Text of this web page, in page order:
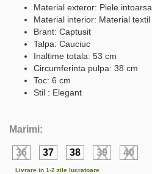
Material exteror: Piele intoarsa
Material interior: Material textil
Brant: Captusit
Talpa: Cauciuc
Inaltime totala: 53 cm
Circumferinta pulpa: 38 cm
Toc: 6 cm
Stil : Elegant
Marimi:
36 37 38 39 40
Livrare in 1-2 zile lucratoare